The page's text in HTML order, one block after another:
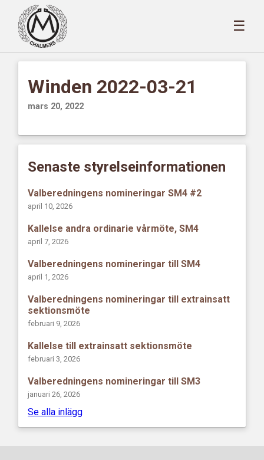
☰
Winden 2022-03-21
mars 20, 2022
Senaste styrelseinformationen
Valberedningens nomineringar SM4 #2
april 10, 2026
Kallelse andra ordinarie vårmöte, SM4
april 7, 2026
Valberedningens nomineringar till SM4
april 1, 2026
Valberedningens nomineringar till extrainsatt
sektionsmöte
februari 9, 2026
Kallelse till extrainsatt sektionsmöte
februari 3, 2026
Valberedningens nomineringar till SM3
januari 26, 2026
Se alla inlägg